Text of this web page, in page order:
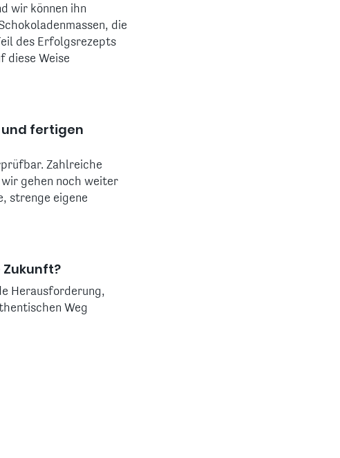
wir können ihn
die
des Erfolgsrezepts
diese Weise
und fertigen
Zahlreiche
gehen noch weiter
strenge eigene
Herausforderung,
Weg